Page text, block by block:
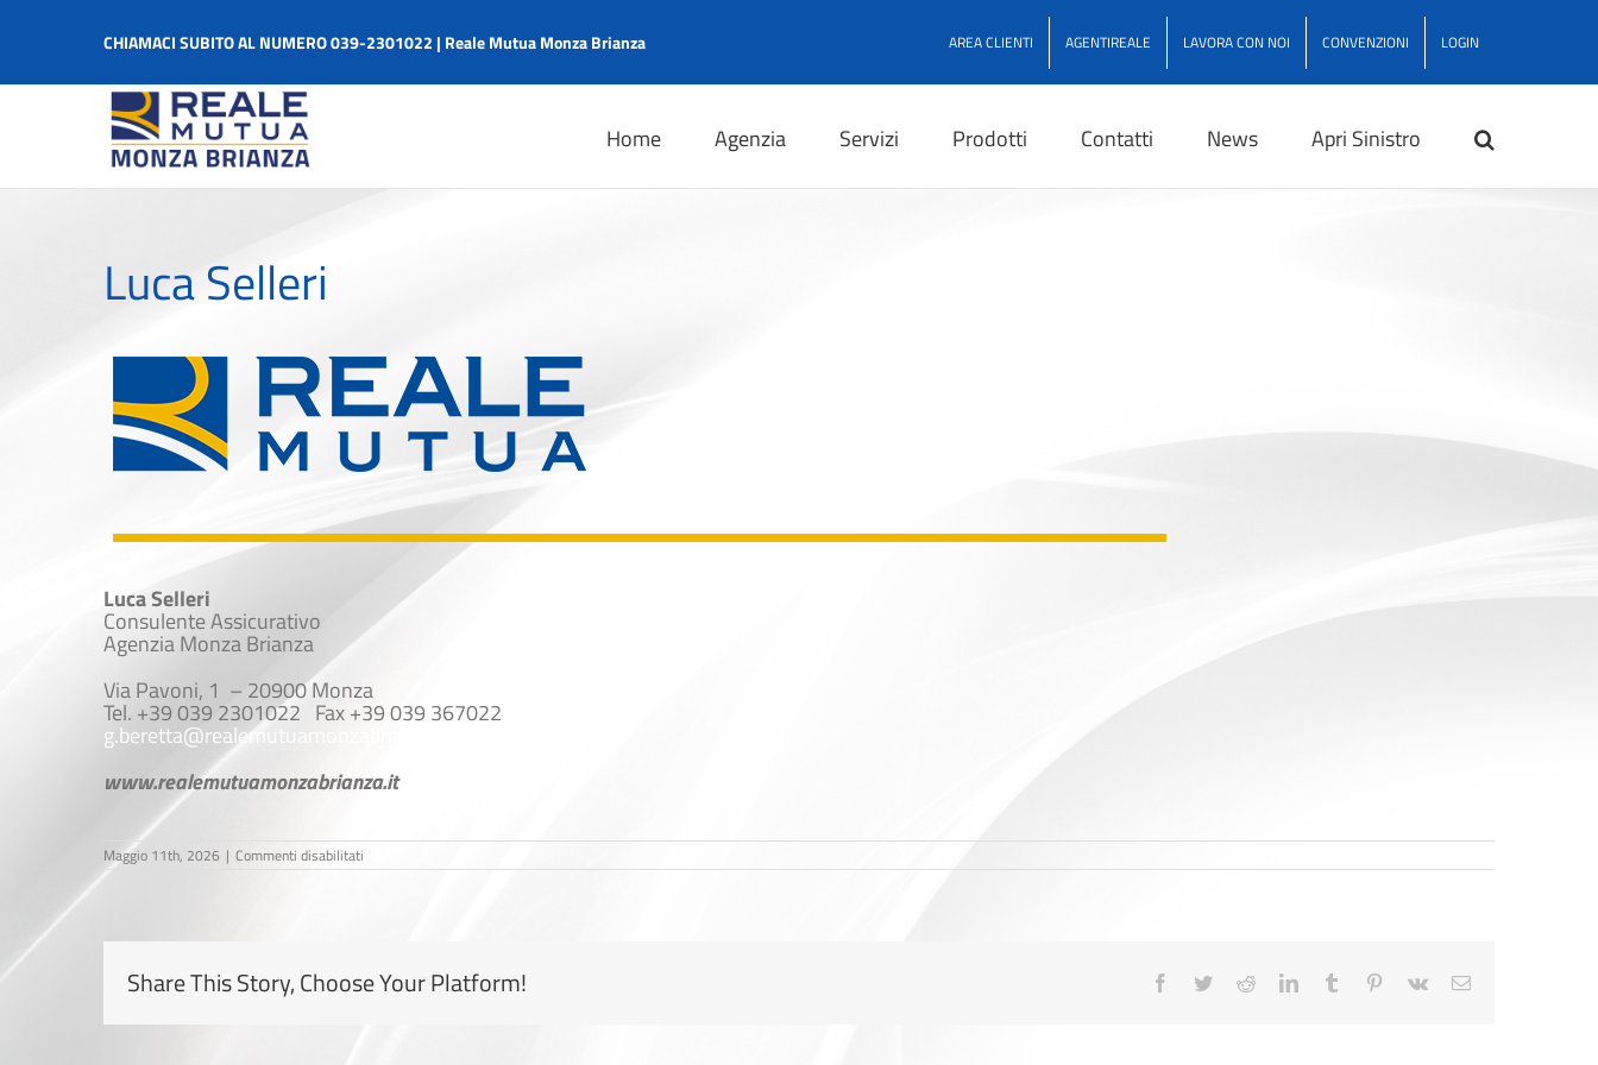
CHIAMACI SUBITO AL NUMERO 039-2301022 | Reale Mutua Monza Brianza AREA CLIENTI AGENTIREALE LAVORA CON NOI CONVENZIONI LOGIN
Home Agenzia Servizi Prodotti Contatti News Apri Sinistro
Luca Selleri
Luca Selleri
Consulente Assicurativo
Agenzia Monza Brianza
Via Pavoni, 1 – 20900 Monza
Tel. +39 039 2301022 Fax +39 039 367022
g.beretta@realemutuamonzabrianza.it
www.realemutuamonzabrianza.it
Maggio 11th, 2026 | Commenti disabilitati
Luca
Share This Story, Choose Your Platform! Facebook
TwitterRedditLinkedInTumblr Pinterest
Vk Email